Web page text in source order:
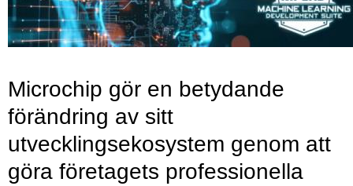
Microchip gör en betydande
förändring av sitt
utvecklingsekosystem genom att
göra företagets professionella